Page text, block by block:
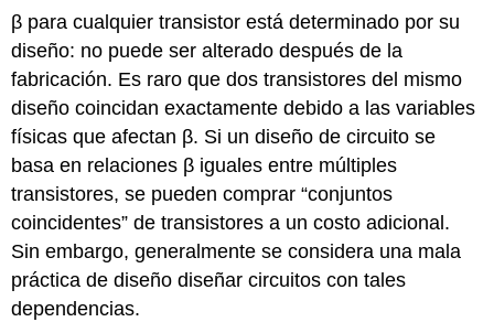
β para cualquier transistor está determinado por su
diseño: no puede ser alterado después de la
fabricación. Es raro que dos transistores del mismo
diseño coincidan exactamente debido a las variables
físicas que afectan β. Si un diseño de circuito se
basa en relaciones β iguales entre múltiples
transistores, se pueden comprar “conjuntos
coincidentes” de transistores a un costo adicional.
Sin embargo, generalmente se considera una mala
práctica de diseño diseñar circuitos con tales
dependencias.